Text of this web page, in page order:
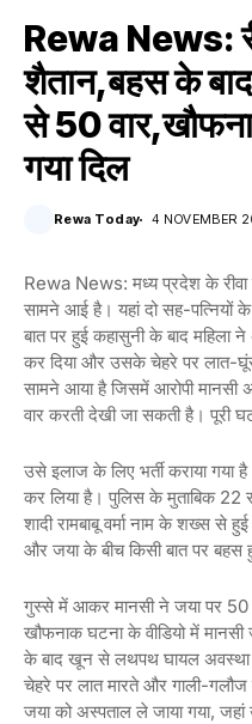
Rewa News:
शैतान,बहस के
से 50
गया दिल
Rewa Today 4 NOVEMBER
Rewa News: मध्य प्रदेश के
सामने आई है। यहां दो सह-पत्नियों
बात पर हुई कहासुनी के बाद महिला
कर दिया और उसके चेहरे पर लात-
सामने आया है जिसमें आरोपी मानसी
वार करती देखी जा सकती है। पूरी
उसे इलाज के लिए भर्ती कराया गया
कर लिया है। पुलिस के मुताबिक 22
शादी रामबाबू वर्मा नाम के शख्स से
और जया के बीच किसी बात पर बहस
गुस्से में आकर मानसी ने जया पर 50
खौफनाक घटना के वीडियो में
के बाद खून से लथपथ घायल अवस्था
चेहरे पर लात मारते और गाली-
जया को अस्पताल ले जाया गया, जहां